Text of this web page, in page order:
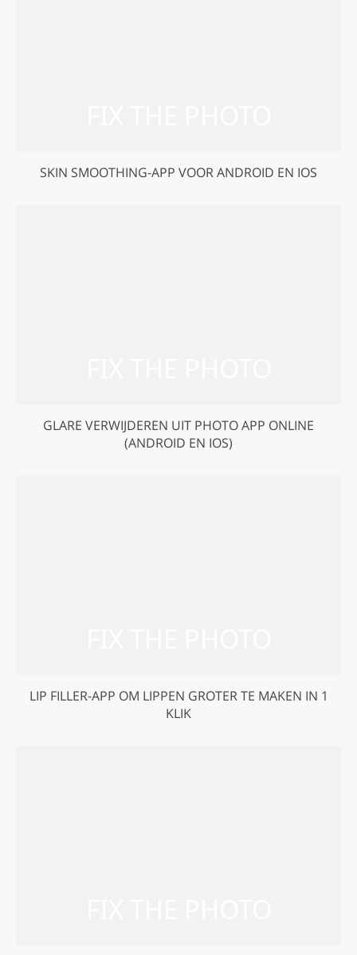
SKIN SMOOTHING-APP VOOR ANDROID EN IOS
GLARE VERWIJDEREN UIT PHOTO APP ONLINE
(ANDROID EN IOS)
LIP FILLER-APP OM LIPPEN GROTER TE MAKEN IN 1
KLIK